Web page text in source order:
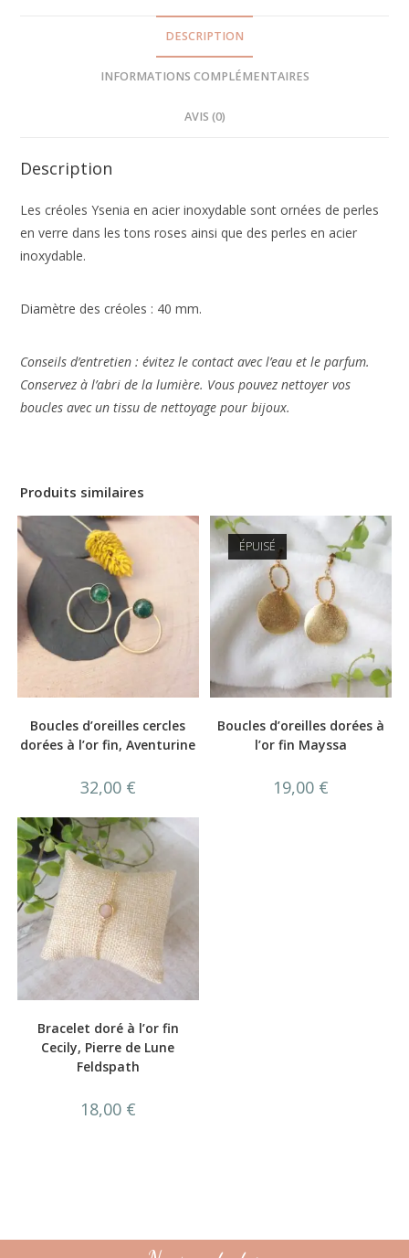
DESCRIPTION
INFORMATIONS COMPLÉMENTAIRES
AVIS (0)
Description
Les créoles Ysenia en acier inoxydable sont ornées de perles
en verre dans les tons roses ainsi que des perles en acier
inoxydable.
Diamètre des créoles : 40 mm.
Conseils d’entretien : évitez le contact avec l’eau et le parfum.
Conservez à l’abri de la lumière. Vous pouvez nettoyer vos
boucles avec un tissu de nettoyage pour bijoux.
Produits similaires
Boucles d’oreilles cercles
dorées à l’or fin, Aventurine
32,00 €
ÉPUISÉ
Boucles d’oreilles dorées à
l’or fin Mayssa
19,00 €
Bracelet doré à l’or fin
Cecily, Pierre de Lune
Feldspath
18,00 €